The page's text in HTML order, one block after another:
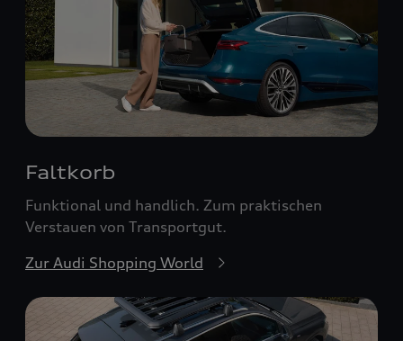
Faltkorb
Funktional und handlich. Zum praktischen
Verstauen von Transportgut.
Zur Audi Shopping World